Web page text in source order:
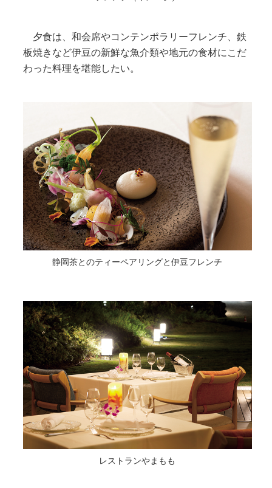
夕食は、和会席やコンテンポラリーフレンチ、鉄
板焼きなど伊豆の新鮮な魚介類や地元の食材にこだ
わった料理を堪能したい。
静岡茶とのティーペアリングと伊豆フレンチ
レストランやまもも